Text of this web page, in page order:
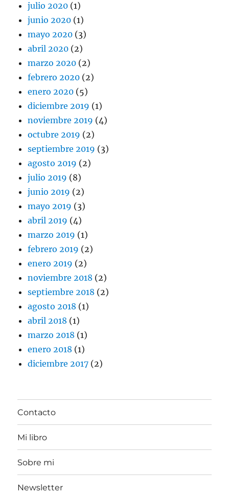
julio 2020 (1)
junio 2020 (1)
mayo 2020 (3)
abril 2020 (2)
marzo 2020 (2)
febrero 2020 (2)
enero 2020 (5)
diciembre 2019 (1)
noviembre 2019 (4)
octubre 2019 (2)
septiembre 2019 (3)
agosto 2019 (2)
julio 2019 (8)
junio 2019 (2)
mayo 2019 (3)
abril 2019 (4)
marzo 2019 (1)
febrero 2019 (2)
enero 2019 (2)
noviembre 2018 (2)
septiembre 2018 (2)
agosto 2018 (1)
abril 2018 (1)
marzo 2018 (1)
enero 2018 (1)
diciembre 2017 (2)
Contacto
Mi libro
Sobre mi
Newsletter